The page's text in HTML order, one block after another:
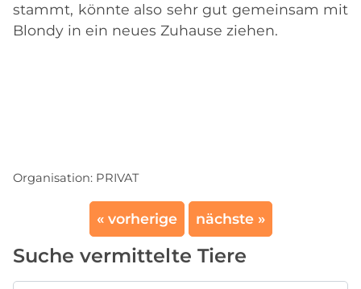
stammt, könnte also sehr gut gemeinsam mit
Blondy in ein neues Zuhause ziehen.
Organisation: PRIVAT
« vorherige nächste »
Suche vermittelte Tiere